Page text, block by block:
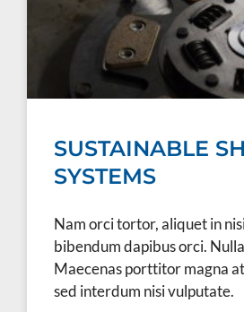
SUSTAINABLE
SYSTEMS
Nam orci tortor, aliquet in
bibendum dapibus orci.
Maecenas porttitor magna
sed interdum nisi vulputate.